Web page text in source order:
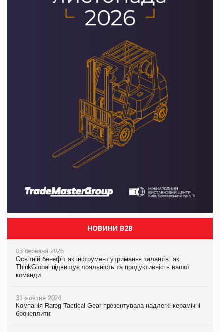
НОВИНИ B2B
03 березня 2026
Освітній бенефіт як інструмент утримання талантів: як
ThinkGlobal підвищує лояльність та продуктивність вашої
команди
31 жовтня 2024
Компанія Rarog Tactical Gear презентувала надлегкі керамічні
бронеплити